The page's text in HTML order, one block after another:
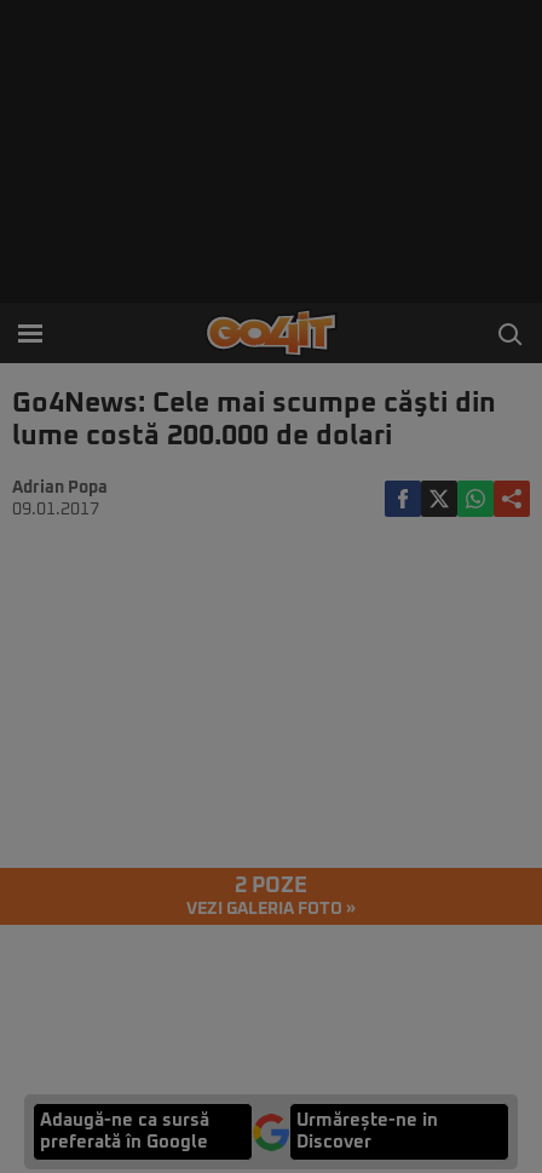
Go4News: Cele mai scumpe căşti din
lume costă 200.000 de dolari
Adrian Popa
09.01.2017
2 POZE
VEZI GALERIA FOTO »
Adaugă-ne ca sursă
preferată în Google
Urmărește-ne in
Discover